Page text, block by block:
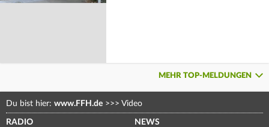
MEHR TOP-MELDUNGEN
Du bist hier: www.FFH.de >>> Video
RADIO NEWS